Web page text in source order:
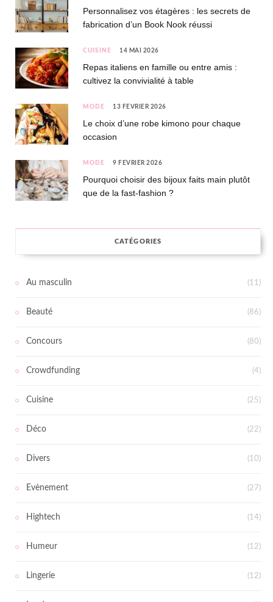
Personnalisez vos étagères : les secrets de
fabrication d’un Book Nook réussi
CUISINE 14 MAI 2026
Repas italiens en famille ou entre amis :
cultivez la convivialité à table
MODE 13 FÉVRIER 2026
Le choix d’une robe kimono pour chaque
occasion
MODE 9 FÉVRIER 2026
Pourquoi choisir des bijoux faits main plutôt
que de la fast-fashion ?
CATÉGORIES
Au masculin (11)
Beauté (86)
Concours (80)
Crowdfunding (4)
Cuisine (25)
Déco (22)
Divers (10)
Evènement (27)
Hightech (14)
Humeur (12)
Lingerie (12)